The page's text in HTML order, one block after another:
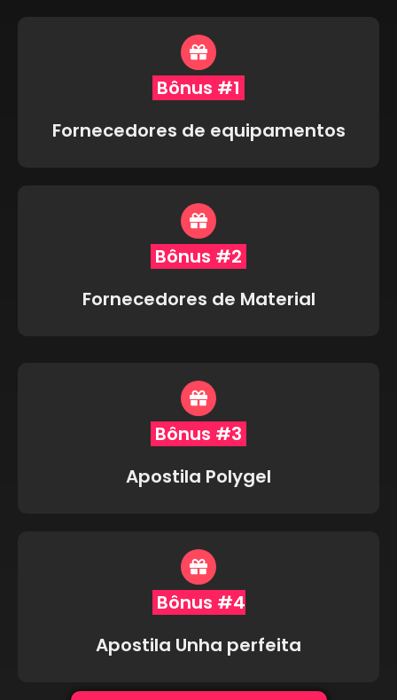
Bônus #1
Fornecedores de equipamentos
Bônus #2
Fornecedores de Material
Bônus #3
Apostila Polygel
Bônus #4
Apostila Unha perfeita